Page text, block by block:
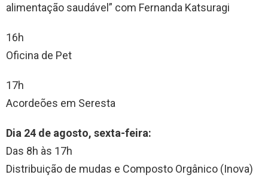
alimentação saudável” com Fernanda Katsuragi
16h
Oficina de Pet
17h
Acordeões em Seresta
Dia 24 de agosto, sexta-feira:
Das 8h às 17h
Distribuição de mudas e Composto Orgânico (Inova)